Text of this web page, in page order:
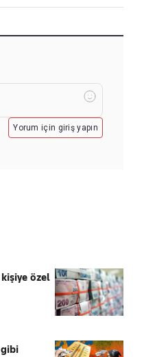
Yorum için giriş yapın
özel